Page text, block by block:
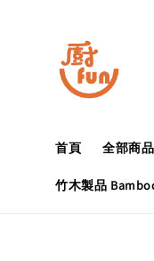
首頁 全部商
竹木製品